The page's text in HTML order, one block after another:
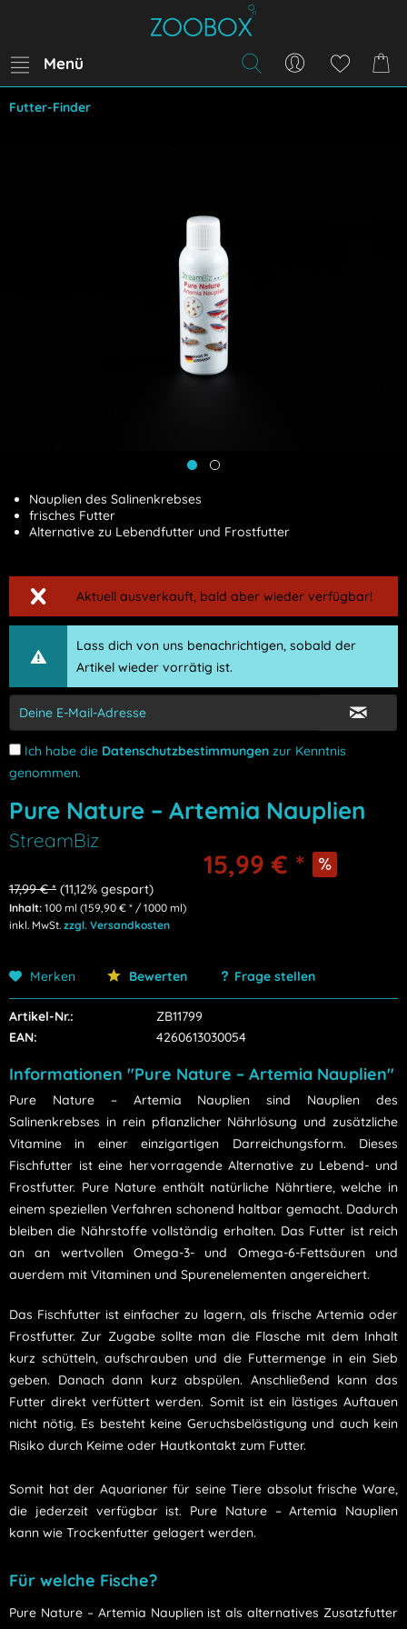
Menü
Futter-Finder
Nauplien des Salinenkrebses
frisches Futter
Alternative zu Lebendfutter und Frostfutter
Aktuell ausverkauft, bald aber wieder verfügbar!
Lass dich von uns benachrichtigen, sobald der
Artikel wieder vorrätig ist.
Ich habe die Datenschutzbestimmungen zur Kenntnis
genommen.
Pure Nature – Artemia Nauplien
StreamBiz
15,99 € *
17,99 € * (11,12% gespart)
Inhalt: 100 ml (159,90 € * / 1000 ml)
inkl. MwSt. zzgl. Versandkosten
Merken Bewerten Frage stellen
Artikel-Nr.:
ZB11799
EAN:
4260613030054
Informationen "Pure Nature – Artemia Nauplien"
Pure Nature – Artemia Nauplien sind Nauplien des
Salinenkrebses in rein pflanzlicher Nährlösung und zusätzliche
Vitamine in einer einzigartigen Darreichungsform. Dieses
Fischfutter ist eine hervorragende Alternative zu Lebend- und
Frostfutter. Pure Nature enthält natürliche Nährtiere, welche in
einem speziellen Verfahren schonend haltbar gemacht. Dadurch
bleiben die Nährstoffe vollständig erhalten. Das Futter ist reich
an an wertvollen Omega-3- und Omega-6-Fettsäuren und
auerdem mit Vitaminen und Spurenelementen angereichert.
Das Fischfutter ist einfacher zu lagern, als frische Artemia oder
Frostfutter. Zur Zugabe sollte man die Flasche mit dem Inhalt
kurz schütteln, aufschrauben und die Futtermenge in ein Sieb
geben. Danach dann kurz abspülen. Anschließend kann das
Futter direkt verfüttert werden. Somit ist ein lästiges Auftauen
nicht nötig. Es besteht keine Geruchsbelästigung und auch kein
Risiko durch Keime oder Hautkontakt zum Futter.
Somit hat der Aquarianer für seine Tiere absolut frische Ware,
die jederzeit verfügbar ist. Pure Nature – Artemia Nauplien
kann wie Trockenfutter gelagert werden.
Für welche Fische?
Pure Nature – Artemia Nauplien ist als alternatives Zusatzfutter